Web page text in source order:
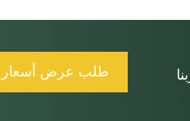
طلب عرض أسعار